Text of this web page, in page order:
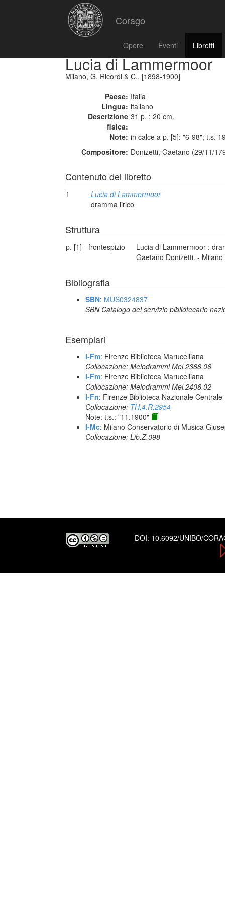
Corago
Opere Eventi Libretti
Lucia di Lammermoor
Milano, G. Ricordi & C., [1898-1900]
Paese: Italia
Lingua: italiano
Descrizione
fisica:
31 p. ; 20 cm.
Note: in calce a p. [5]: "6-98"; t.s.
Compositore: Donizetti, Gaetano (29/11/
Contenuto del libretto
1
Lucia di Lammermoor
dramma lirico
Struttura
p. [1] - frontespizio
Lucia di Lammermoor :
Gaetano Donizetti. -
Bibliografia
SBN: MUS0324837
SBN Catalogo del servizio bibliotecario
Esemplari
I-Fm: Firenze Biblioteca Marucelliana
Collocazione: Melodrammi Mel.2388.06
I-Fm: Firenze Biblioteca Marucelliana
Collocazione: Melodrammi Mel.2406.02
I-Fn: Firenze Biblioteca Nazionale Centrale
Collocazione: TH.4.R.2954
Note: t.s.: "11.1900"
I-Mc: Milano Conservatorio di Musica
Collocazione: Lib.Z.098
DOI: 10.6092/UNIBO/